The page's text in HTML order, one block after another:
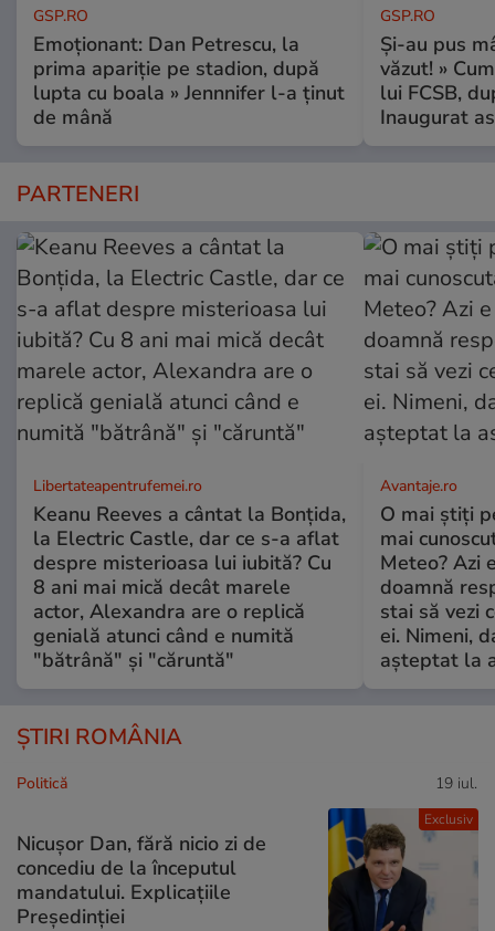
GSP.RO
Emoționant: Dan Petrescu, la
prima apariție pe stadion, după
lupta cu boala » Jennnifer l-a ținut
de mână
GSP.RO
Și-au pus
văzut! »
lui FCSB,
Inaugurat
PARTENERI
Libertateapentrufemei.ro
Keanu Reeves a cântat la Bonțida,
la Electric Castle, dar ce s-a aflat
despre misterioasa lui iubită? Cu
8 ani mai mică decât marele
actor, Alexandra are o replică
genială atunci când e numită
"bătrână" și "căruntă"
Avantaje.ro
O mai știți
mai
Meteo? Azi
doamnă
stai să vezi
ei. Nimeni,
așteptat la
ȘTIRI ROMÂNIA
Exclusiv
Politică 19 iul.
Nicușor Dan, fără nicio zi de
concediu de la începutul
mandatului. Explicațiile
Președinției